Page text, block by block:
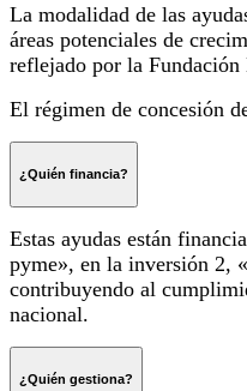
La modalidad de las
áreas potenciales de
reflejado por la
El régimen de concesión
¿Quién financia?
Estas ayudas están
pyme», en la inversión 2,
contribuyendo al
nacional.
¿Quién gestiona?